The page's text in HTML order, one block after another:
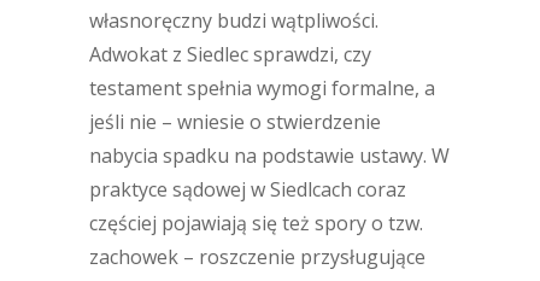
własnoręczny budzi wątpliwości.
Adwokat z Siedlec sprawdzi, czy
testament spełnia wymogi formalne, a
jeśli nie – wniesie o stwierdzenie
nabycia spadku na podstawie ustawy. W
praktyce sądowej w Siedlcach coraz
częściej pojawiają się też spory o tzw.
zachowek – roszczenie przysługujące